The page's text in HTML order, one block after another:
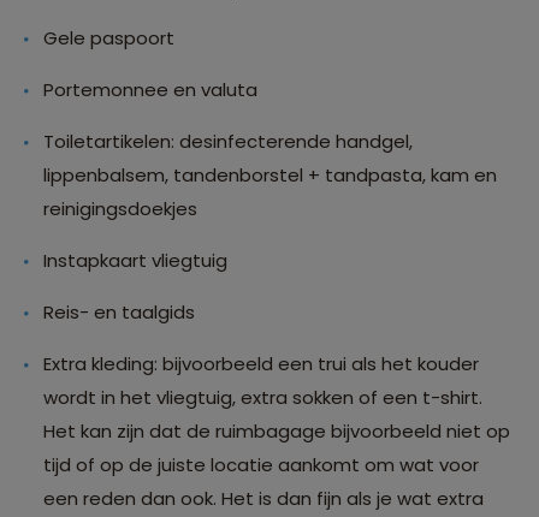
Gele paspoort
Portemonnee en valuta
Toiletartikelen: desinfecterende handgel,
lippenbalsem, tandenborstel + tandpasta, kam en
reinigingsdoekjes
Instapkaart vliegtuig
Reis- en taalgids
Extra kleding: bijvoorbeeld een trui als het kouder
wordt in het vliegtuig, extra sokken of een t-shirt.
Het kan zijn dat de ruimbagage bijvoorbeeld niet op
tijd of op de juiste locatie aankomt om wat voor
een reden dan ook. Het is dan fijn als je wat extra